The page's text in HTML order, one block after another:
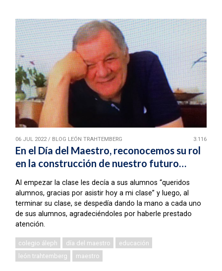
06 JUL 2022/ BLOG LEÓN TRAHTEMBERG 3.116
En el Día del Maestro, reconocemos su rol
en la construcción de nuestro futuro…
Al empezar la clase les decía a sus alumnos “queridos
alumnos, gracias por asistir hoy a mi clase” y luego, al
terminar su clase, se despedía dando la mano a cada uno
de sus alumnos, agradeciéndoles por haberle prestado
atención.
colegio áleph día del maestro
educación
león trahtemberg
maestro